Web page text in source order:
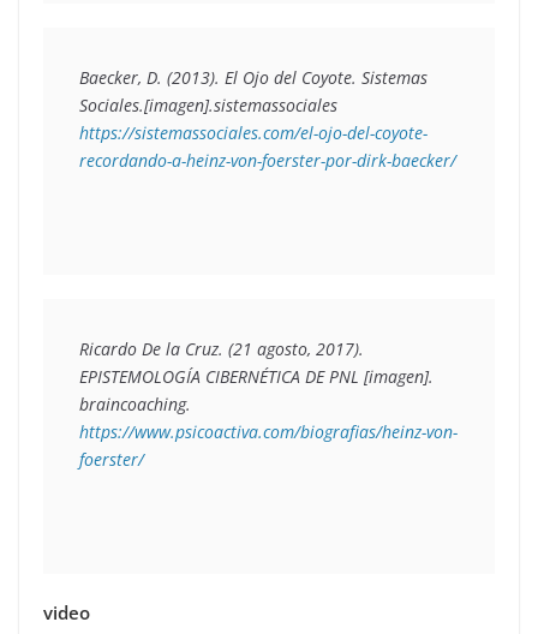
Baecker, D. (2013). El Ojo del Coyote. Sistemas
Sociales
https://sistemassociales.com/el-ojo-del-coyote-
recordando-a-heinz-von-foerster-por-dirk-baecker/
EPISTEMOLOGÍA CIBERNÉTICA DE PNL [imagen].
https://www.psicoactiva.com/biografias/heinz-von-
foerster/
video